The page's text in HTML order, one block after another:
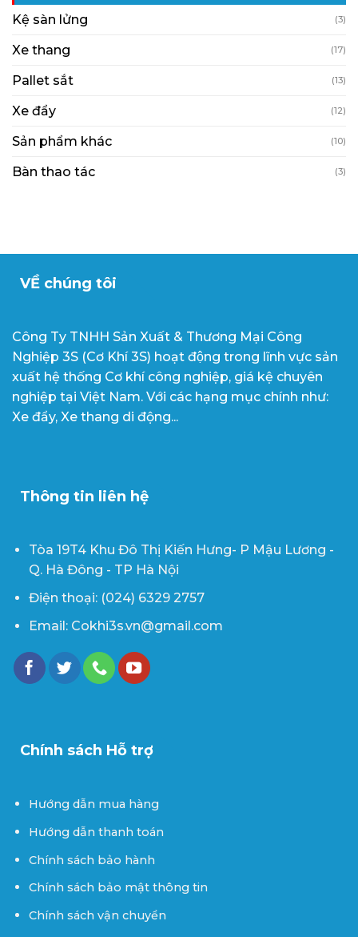
Kệ sàn lửng (3)
Xe thang (17)
Pallet sắt (13)
Xe đẩy (12)
Sản phẩm khác (10)
Bàn thao tác (3)
VỀ chúng tôi
Công Ty TNHH Sản Xuất & Thương Mại Công
Nghiệp 3S (Cơ Khí 3S) hoạt động trong lĩnh vực sản
xuất hệ thống Cơ khí công nghiệp, giá kệ chuyên
nghiệp tại Việt Nam. Với các hạng mục chính như:
Xe đẩy, Xe thang di động...
Thông tin liên hệ
Tòa 19T4 Khu Đô Thị Kiến Hưng- P Mậu Lương -
Q. Hà Đông - TP Hà Nội
Điện thoại: (024) 6329 2757
Email: Cokhi3s.vn@gmail.com
Chính sách Hỗ trợ
Hướng dẫn mua hàng
Hướng dẫn thanh toán
Chính sách bảo hành
Chính sách bảo mật thông tin
Chính sách vận chuyển